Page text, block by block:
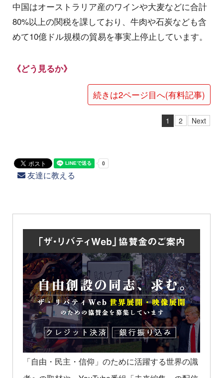
中国はオーストラリア産のワインや大麦などに合計
80%以上の関税を課しており、牛肉や石炭なども含
めて10億ドル規模の貿易を事実上停止しています。
《どう見るか》
続きは2ページ目へ(有料記事)
1 2 Next
友達に教える
「自由・民主・信仰」のために活躍する世界の識